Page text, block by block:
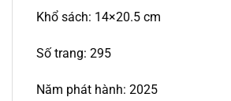
Khổ sách: 14×20.5 cm
Số trang: 295
Năm phát hành: 2025